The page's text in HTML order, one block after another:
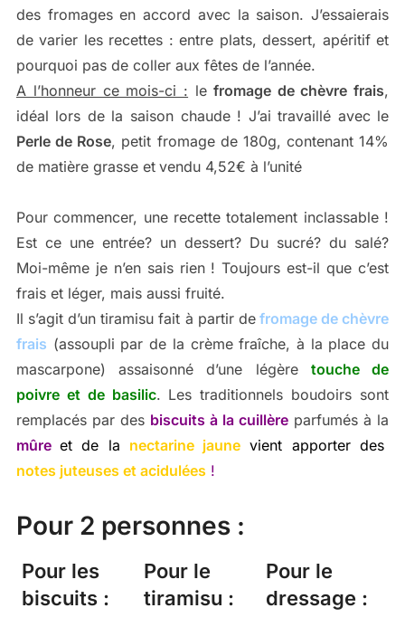
des fromages en accord avec la saison. J’essaierais
de varier les recettes : entre plats, dessert, apéritif et
pourquoi pas de coller aux fêtes de l’année.
A l’honneur ce mois-ci : lefromage de chèvre frais,
idéal lors de la saison chaude ! J’ai travaillé avec le
Perlede Rose, petit fromage de 180g, contenant 14%
de matière grasse et vendu 4,52€ à l’unité
Pour commencer, une recette totalement inclassable !
Est ce une entrée? un dessert? Du sucré? du salé?
Moi-même je n’en sais rien ! Toujours est-il que c’est
frais et léger, mais aussi fruité.
Il s’agit d’un tiramisu fait à partir defromage de chèvre
frais (assoupli par de la crème fraîche, à la place du
mascarpone) assaisonné d’une légère touche de
poivre et de basilic. Les traditionnels boudoirs sont
remplacés par des biscuits à la cuillère parfumés à la
mûreet de la nectarine jaune vient apporter des
notes juteuses et acidulées!
Pour 2 personnes :
Pour les
biscuits :
Pour le
tiramisu :
Pour le
dressage :